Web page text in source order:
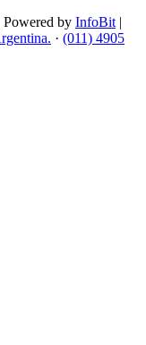
by InfoBit |
· (011) 4905